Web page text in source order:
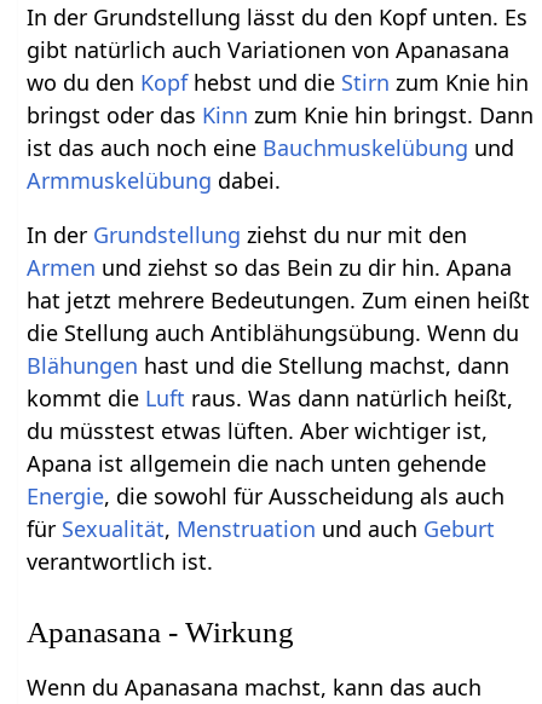
In der Grundstellung lässt du den Kopf unten. Es
gibt natürlich auch Variationen von Apanasana
wo du den Kopfhebst und die Stirn zum Knie hin
bringst oder das Kinn zum Knie hin bringst. Dann
ist das auch noch eine Bauchmuskelübung und
Armmuskelübung dabei.
In der Grundstellung ziehst du nur mit den
Armen und ziehst so das Bein zu dir hin. Apana
hat jetzt mehrere Bedeutungen. Zum einen heißt
die Stellung auch Antiblähungsübung. Wenn du
Blähungen hast und die Stellung machst, dann
kommt die Luft raus. Was dann natürlich heißt,
du müsstest etwas lüften. Aber wichtiger ist,
Apana ist allgemein die nach unten gehende
Energie, die sowohl für Ausscheidung als auch
für Sexualität, Menstruation und auch Geburt
verantwortlich ist.
Apanasana - Wirkung
Wenn du Apanasana machst, kann das auch